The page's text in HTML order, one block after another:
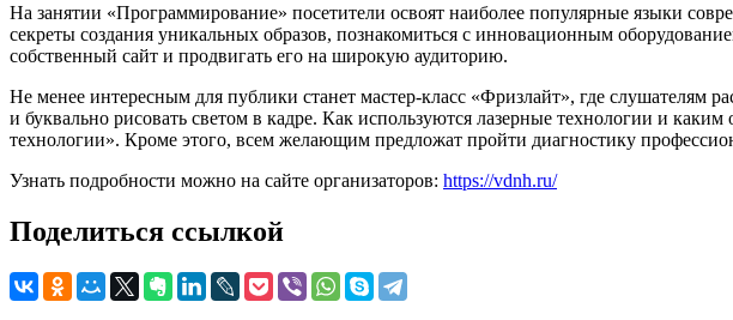
На занятии «Программирование» посетители освоят наиболее популярные языки
секреты создания уникальных образов, познакомиться с инновационным
собственный сайт и продвигать его на широкую аудиторию.
Не менее интересным для публики станет мастер-класс «Фризлайт», где слушателям
и буквально рисовать светом в кадре. Как используются лазерные технологии и
технологии». Кроме этого, всем желающим предложат пройти диагностику
Узнать подробности можно на сайте организаторов: https://vdnh.ru/
Поделиться ссылкой